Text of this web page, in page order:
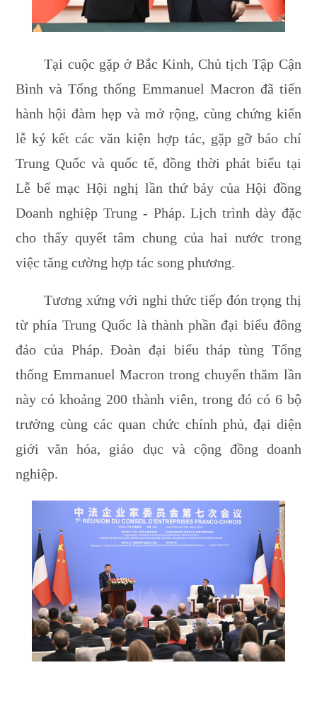
Tại cuộc gặp ở Bắc Kinh, Chủ tịch Tập Cận
Bình và Tổng thống Emmanuel Macron đã tiến
hành hội đàm hẹp và mở rộng, cùng chứng kiến
lễ ký kết các văn kiện hợp tác, gặp gỡ báo chí
Trung Quốc và quốc tế, đồng thời phát biểu tại
Lễ bế mạc Hội nghị lần thứ bảy của Hội đồng
Doanh nghiệp Trung - Pháp. Lịch trình dày đặc
cho thấy quyết tâm chung của hai nước trong
việc tăng cường hợp tác song phương.
Tương xứng với nghi thức tiếp đón trọng thị
từ phía Trung Quốc là thành phần đại biểu đông
đảo của Pháp. Đoàn đại biểu tháp tùng Tổng
thống Emmanuel Macron trong chuyến thăm lần
này có khoảng 200 thành viên, trong đó có 6 bộ
trưởng cùng các quan chức chính phủ, đại diện
giới văn hóa, giáo dục và cộng đồng doanh
nghiệp.